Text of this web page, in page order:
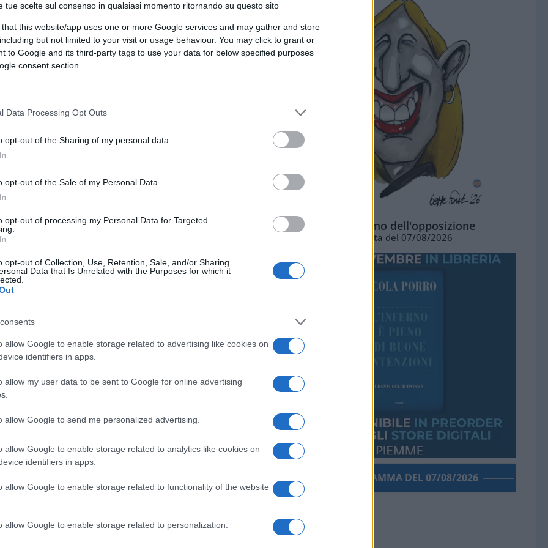
tue scelte sul consenso in qualsiasi momento ritornando su questo sito
that this website/app uses one or more Google services and may gather and store
but not limited to your visit or usage behaviour. You may click to grant or
to Google and its third-party tags to use your data for below specified purposes
consent section.
Data Processing Opt Outs
opt-out of the Sharing of my personal data.
opt-out of the Sale of my Personal Data.
opt-out of processing my Personal Data for Targeted
opt-out of Collection, Use, Retention, Sale, and/or Sharing
Data that Is Unrelated with the Purposes for which it
allow Google to enable storage related to advertising like cookies on
identifiers in apps.
allow my user data to be sent to Google for online advertising
allow Google to send me personalized advertising.
allow Google to enable storage related to analytics like cookies on
identifiers in apps.
allow Google to enable storage related to functionality of the website
allow Google to enable storage related to personalization.
e non devono avere alcun ruolo
dovrebbe in linea di principio poter essere
colore della sua pelle”. È proprio
un agente dell’Fbi, un magistrato, un
un attore come Morgan Freeman
americani, asiatici, pellerossa,
diritti, l’accesso a tutti gli impieghi:
secondaria”. Che ci siano
Marshall e Clarence Thomas che
o di Oliver Wendel Holmes, mi fa
come Traiano e Adriano, che, per
di Roma, delle sue leggi, delle sue
a elevare uno dei più
gentibus unam,
nel caso di Roma come degli States, ci
si richiama a valori alti e irriducibili, a
tra le genti, a un progetto umano – il
memento
P. Huntington. Le razze, di cui
non scompaiono in virtù di un
semplicistico” che assiste al trionfo di
ma in virtù di qualcosa di più
etniche. «Sul piano culturale – si
che non solo i gruppi umani siano tutti
ma che lo siano anche i singoli
L'ottimismo dell'opposizione
Vignetta del 07/08/2026
PORROGRAMMA DEL 07/08/2026